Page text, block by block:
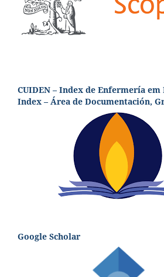
CUIDEN – Index de Enfermería em
Index – Área de Documentación,
Google Scholar